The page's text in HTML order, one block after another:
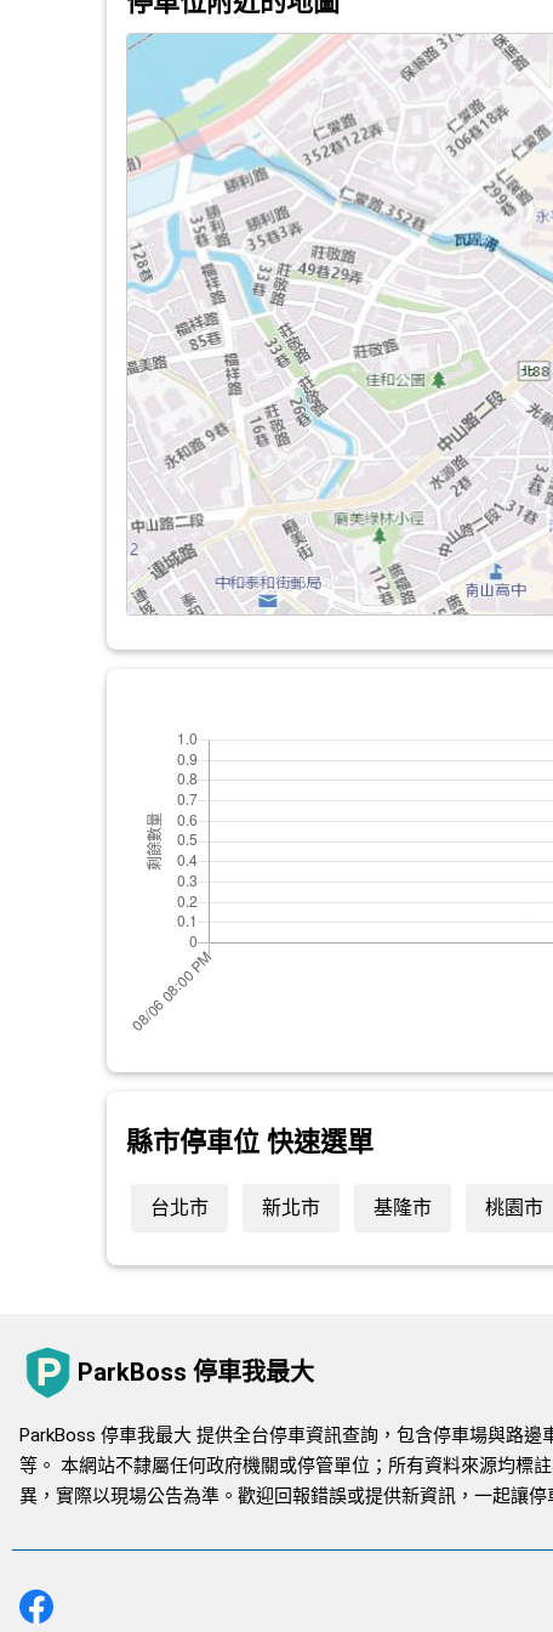
縣市停車位 快速選單
台北市 新北市 基隆市 桃園市
ParkBoss 停車我最大
ParkBoss 停車我最大 提供全台停車資訊查詢，包含停車場與路
等。 本網站不隸屬任何政府機關或停管單位；所有資料來源均標
異，實際以現場公告為準。歡迎回報錯誤或提供新資訊，一起讓停